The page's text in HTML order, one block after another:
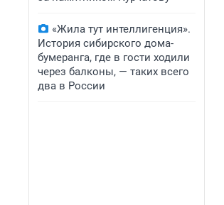
«Жила тут интеллигенция».
История сибирского дома-
бумеранга, где в гости ходили
через балконы, — таких всего
два в России